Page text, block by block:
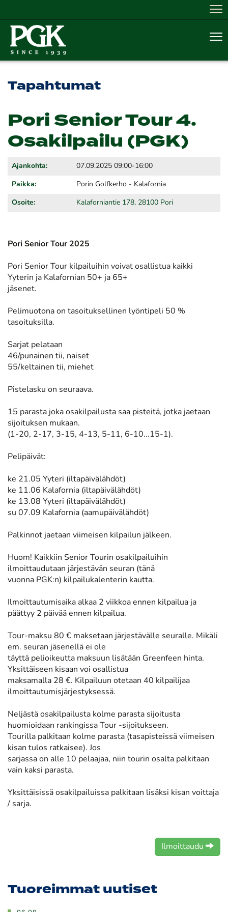
Tapahtumat
Pori Senior Tour 4.
Osakilpailu (PGK)
Ajankohta: 07.09.2025 09:00-16:00
Paikka: Porin Golfkerho - Kalafornia
Osoite: Kalaforniantie 178, 28100 Pori
Pori Senior Tour 2025
Pori Senior Tour kilpailuihin voivat osallistua kaikki
Yyterin ja Kalafornian 50+ ja 65+
jäsenet.
Pelimuotona on tasoituksellinen lyöntipeli 50 %
tasoituksilla.
Sarjat pelataan
46/punainen tii, naiset
55/keltainen tii, miehet
Pistelasku on seuraava.
15 parasta joka osakilpailusta saa pisteitä, jotka jaetaan
sijoituksen mukaan.
(1-20, 2-17, 3-15, 4-13, 5-11, 6-10...15-1).
Pelipäivät:
ke 21.05 Yyteri (iltapäivälähdöt)
ke 11.06 Kalafornia (iltapäivälähdöt)
ke 13.08 Yyteri (iltapäivälähdöt)
su 07.09 Kalafornia (aamupäivälähdöt)
Palkinnot jaetaan viimeisen kilpailun jälkeen.
Huom! Kaikkiin Senior Tourin osakilpailuihin
ilmoittaudutaan järjestävän seuran (tänä
vuonna PGK:n) kilpailukalenterin kautta.
Ilmoittautumisaika alkaa 2 viikkoa ennen kilpailua ja
päättyy 2 päivää ennen kilpailua.
Tour-maksu 80 € maksetaan järjestävälle seuralle. Mikäli
em. seuran jäsenellä ei ole
täyttä pelioikeutta maksuun lisätään Greenfeen hinta.
Yksittäiseen kisaan voi osallistua
maksamalla 28 €. Kilpailuun otetaan 40 kilpailijaa
ilmoittautumisjärjestyksessä.
Neljästä osakilpailusta kolme parasta sijoitusta
huomioidaan rankingissa Tour -sijoitukseen.
Tourilla palkitaan kolme parasta (tasapisteissä viimeisen
kisan tulos ratkaisee). Jos
sarjassa on alle 10 pelaajaa, niin tourin osalta palkitaan
vain kaksi parasta.
Yksittäisissä osakilpailuissa palkitaan lisäksi kisan voittaja
/ sarja.
Ilmoittaudu
Tuoreimmat uutiset